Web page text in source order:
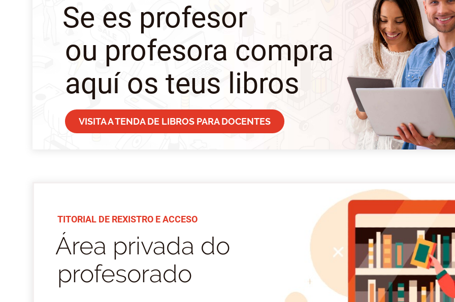
Se es profesor
ou profesora compra
aquí os teus libros
VISITA A TENDA DE LIBROS PARA DOCENTES
TITORIAL DE REXISTRO E ACCESO
Área privada do
profesorado